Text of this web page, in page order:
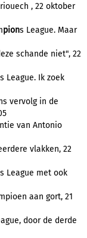
, 22 oktober
pions League. Maar
schande niet", 22
s League. Ik zoek
vervolg in de
van Antonio
vlakken, 22
s League met ook
aan gort, 21
door de derde